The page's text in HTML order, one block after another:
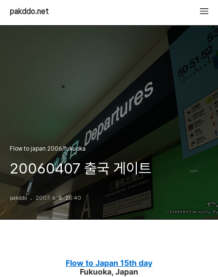
pakddo.net
Flow to japan 2006/fukuoka
20060407 출국 게이트
pakddo 2007. 6. 8. 20:40
Flow to Japan 15th day
Fukuoka, Japan